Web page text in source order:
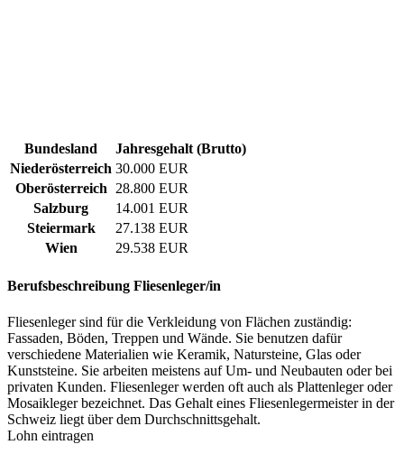
Bundesland
Jahresgehalt (Brutto)
Niederösterreich 30.000 EUR
Oberösterreich
28.800 EUR
Salzburg
14.001 EUR
Steiermark
27.138 EUR
Wien
29.538 EUR
Berufsbeschreibung Fliesenleger/in
Fliesenleger sind für die Verkleidung von Flächen zuständig:
Fassaden, Böden, Treppen und Wände. Sie benutzen dafür
verschiedene Materialien wie Keramik, Natursteine, Glas oder
Kunststeine. Sie arbeiten meistens auf Um- und Neubauten oder bei
privaten Kunden. Fliesenleger werden oft auch als Plattenleger oder
Mosaikleger bezeichnet. Das Gehalt eines Fliesenlegermeister in der
Schweiz liegt über dem Durchschnittsgehalt.
Lohn eintragen